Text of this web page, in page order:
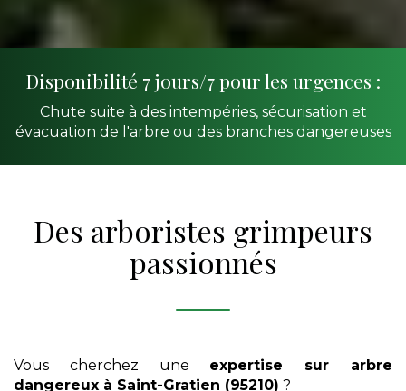
Disponibilité 7 jours/7 pour les urgences :
Chute suite à des intempéries, sécurisation et
évacuation de l'arbre ou des branches dangereuses
Des arboristes grimpeurs
passionnés
Vous cherchez une expertise sur arbre
dangereux à Saint-Gratien (95210) ?